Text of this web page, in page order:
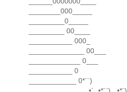
________000_____
_________0_____
_________ 00____
___________ 000_
______________ 00___
_____________ 0___
___________ 0
____________ 0*´¨)